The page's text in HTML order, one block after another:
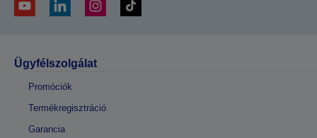
Ügyfélszolgálat
Promóciók
Termékregisztráció
Garancia